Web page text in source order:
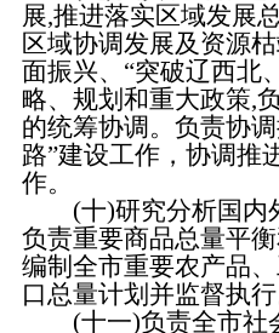
展,推进落实区域发展
区域协调发展及资源
面振兴、“突破辽西北
略、规划和重大政策,
的统筹协调。负责协
路”建设工作，协调推
作。
(十)研究分析国内
负责重要商品总量平
编制全市重要农产品
口总量计划并监督
(十一)负责全市社